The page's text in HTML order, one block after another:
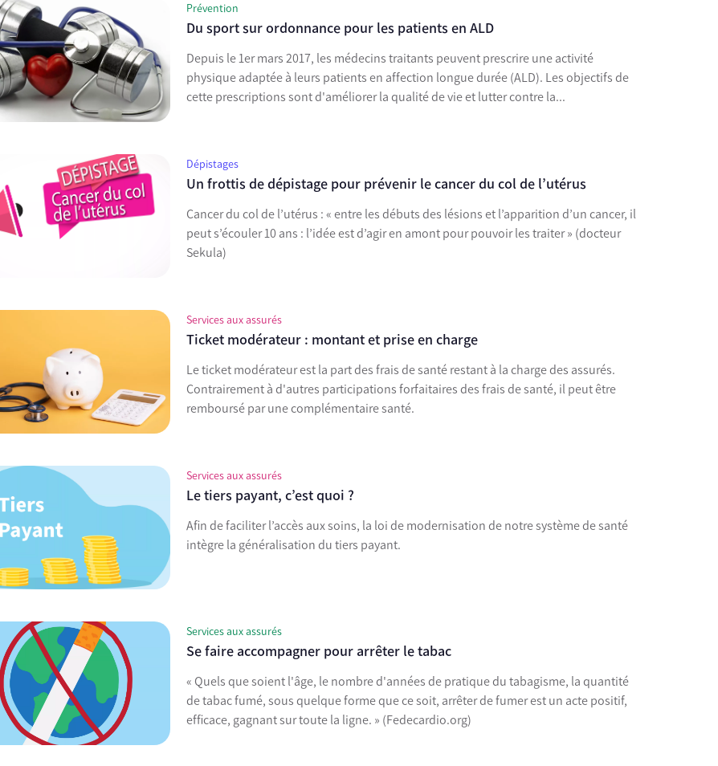
Prévention
Du sport sur ordonnance pour les patients en ALD
Depuis le 1er mars 2017, les médecins traitants peuvent prescrire une activité
physique adaptée à leurs patients en affection longue durée (ALD). Les objectifs de
cette prescriptions sont d'améliorer la qualité de vie et lutter contre la...
Dépistages
Un frottis de dépistage pour prévenir le cancer du col de l’utérus
Cancer du col de l’utérus : « entre les débuts des lésions et l’apparition d’un cancer, il
peut s’écouler 10 ans : l’idée est d’agir en amont pour pouvoir les traiter » (docteur
Sekula)
Services aux assurés
Ticket modérateur : montant et prise en charge
Le ticket modérateur est la part des frais de santé restant à la charge des assurés.
Contrairement à d'autres participations forfaitaires des frais de santé, il peut être
remboursé par une complémentaire santé.
Services aux assurés
Le tiers payant, c’est quoi ?
Afin de faciliter l’accès aux soins, la loi de modernisation de notre système de santé
intègre la généralisation du tiers payant.
Services aux assurés
Se faire accompagner pour arrêter le tabac
« Quels que soient l'âge, le nombre d'années de pratique du tabagisme, la quantité
de tabac fumé, sous quelque forme que ce soit, arrêter de fumer est un acte positif,
efficace, gagnant sur toute la ligne. » (Fedecardio.org)